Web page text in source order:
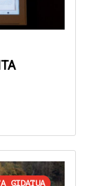
GIDATUA